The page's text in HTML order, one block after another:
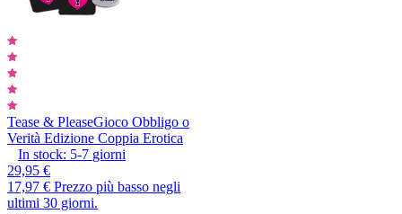
Tease & PleaseGioco Obbligo o
Verità Edizione Coppia Erotica
In stock: 5-7 giorni
29,95 €
17,97 € Prezzo più basso negli
ultimi 30 giorni.